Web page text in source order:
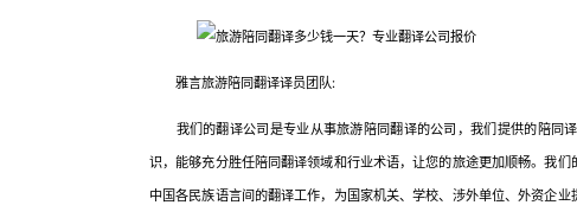
雅言旅游陪同翻译译员团队:
我们的翻译公司是专业从事旅游陪同翻译的公司，我们提供的陪同
识，能够充分胜任陪同翻译领域和行业术语，让您的旅途更加顺畅。我
中国各民族语言间的翻译工作，为国家机关、学校、涉外单位、外资企